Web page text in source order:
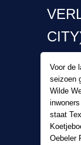
Voor de
seizoen
Wilde
staat
Oebeler